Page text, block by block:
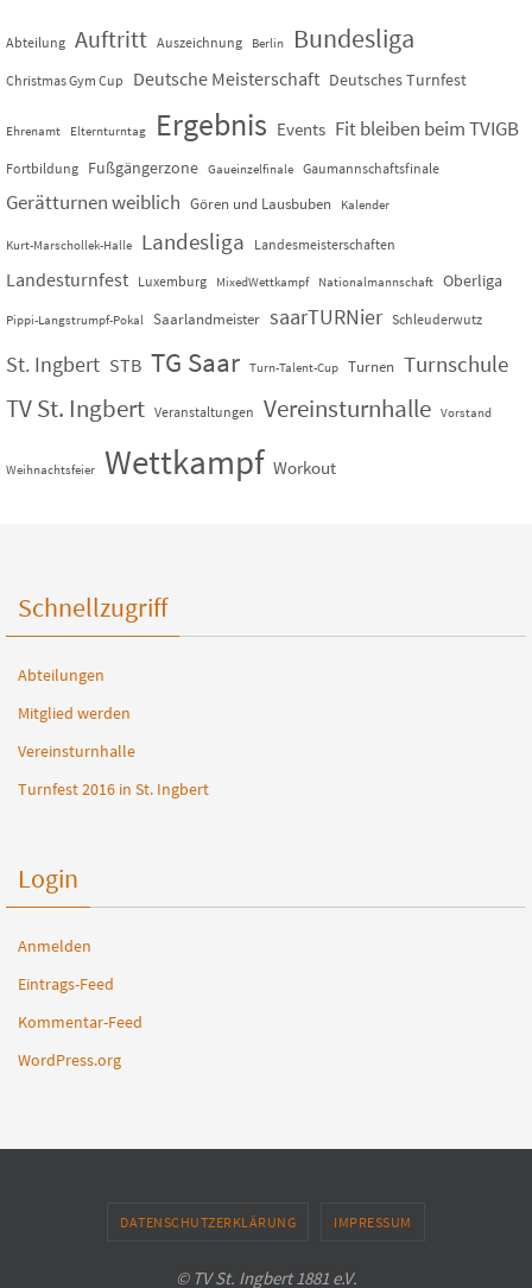
Abteilung Auftritt Auszeichnung Berlin Bundesliga
Christmas Gym Cup Deutsche Meisterschaft Deutsches Turnfest
Ehrenamt Elternturntag Ergebnis Events Fit bleiben beim TVIGB
Fortbildung Fußgängerzone Gaueinzelfinale Gaumannschaftsfinale
Gerätturnen weiblich Gören und Lausbuben Kalender
Kurt-Marschollek-Halle Landesliga Landesmeisterschaften
Landesturnfest Luxemburg MixedWettkampf Nationalmannschaft Oberliga
Pippi-Langstrumpf-Pokal Saarlandmeister saarTURNier Schleuderwutz
St. Ingbert STB TG Saar Turn-Talent-Cup Turnen Turnschule
TV St. Ingbert Veranstaltungen Vereinsturnhalle Vorstand
Weihnachtsfeier Wettkampf Workout
Schnellzugriff
Abteilungen
Mitglied werden
Vereinsturnhalle
Turnfest 2016 in St. Ingbert
Login
Anmelden
Eintrags-Feed
Kommentar-Feed
WordPress.org
DATENSCHUTZERKLÄRUNG IMPRESSUM
© TV St. Ingbert 1881 e.V.